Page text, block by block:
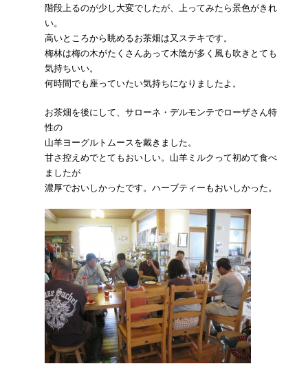
階段上るのが少し大変でしたが、上ってみたら景色がきれ
い。
高いところから眺めるお茶畑は又ステキです。
梅林は梅の木がたくさんあって木陰が多く風も吹きとても
気持ちいい。
何時間でも座っていたい気持ちになりましたよ。
お茶畑を後にして、サローネ・デルモンテでローザさん特
性の
山羊ヨーグルトムースを戴きました。
甘さ控えめでとてもおいしい。山羊ミルクって初めて食べ
ましたが
濃厚でおいしかったです。ハーブティーもおいしかった。